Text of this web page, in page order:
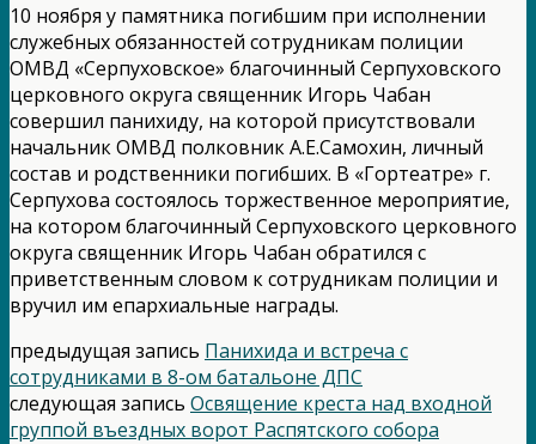
10 ноября у памятника погибшим при исполнении
служебных обязанностей сотрудникам полиции
ОМВД «Серпуховское» благочинный Серпуховского
церковного округа священник Игорь Чабан
совершил панихиду, на которой присутствовали
начальник ОМВД полковник А.Е.Самохин, личный
состав и родственники погибших. В «Гортеатре» г.
Серпухова состоялось торжественное мероприятие,
на котором благочинный Серпуховского церковного
округа священник Игорь Чабан обратился с
приветственным словом к сотрудникам полиции и
вручил им епархиальные награды.
предыдущая запись Панихида и встреча с
сотрудниками в 8-ом батальоне ДПС
следующая запись Освящение креста над входной
группой въездных ворот Распятского собора